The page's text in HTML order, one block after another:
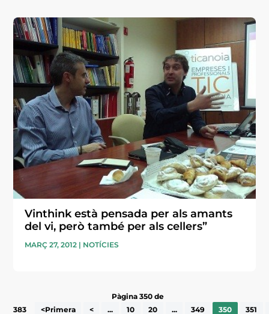
Vinthink està pensada per als amants
del vi, però també per als cellers”
MARÇ 27, 2012 | NOTÍCIES
Pàgina 350 de
383
<Primera < ... 10 20 ... 349 350 351